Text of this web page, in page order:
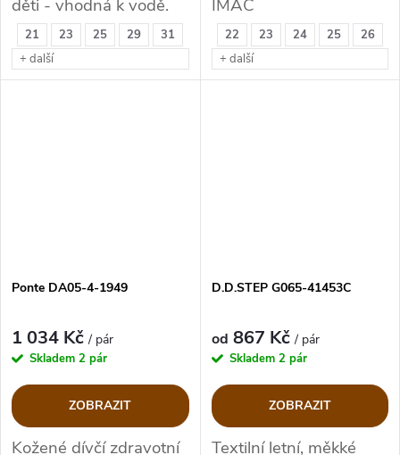
21 23 25 29
31
+ další
děti - vhodná k vodě.
Blikající.
22 23 24 25
26
+ další
IMAC
Ponte DA05-4-1949
1 034 Kč/ pár
Skladem 2 pár
ZOBRAZIT
Kožené dívčí zdravotní
D.D.STEP G065-41453C
od 867 Kč/ pár
Skladem 2 pár
ZOBRAZIT
Textilní letní, měkké